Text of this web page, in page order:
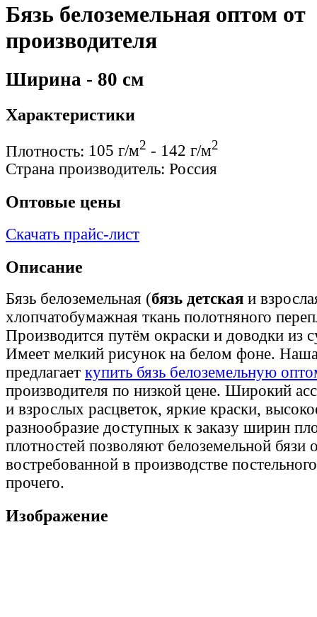
Бязь белоземельная оптом от
производителя
Ширина - 80 см
Характеристики
Плотность: 105 г/м2 - 142 г/м2
Страна производитель: Россия
Оптовые цены
Скачать прайс-лист
Описание
Бязь белоземельная (бязь детская и
хлопчатобумажная ткань полотняного
Производится путём окраски и доводки из
Имеет мелкий рисунок на белом фоне.
предлагает купить бязь белоземельную
производителя по низкой цене. Широкий
и взрослых расцветок, яркие краски,
разнообразие доступных к заказу ширин
плотностей позволяют белоземельной бязи
востребованной в производстве
прочего.
Изображение